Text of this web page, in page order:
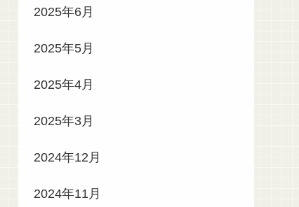
2025年6月
2025年5月
2025年4月
2025年3月
2024年12月
2024年11月